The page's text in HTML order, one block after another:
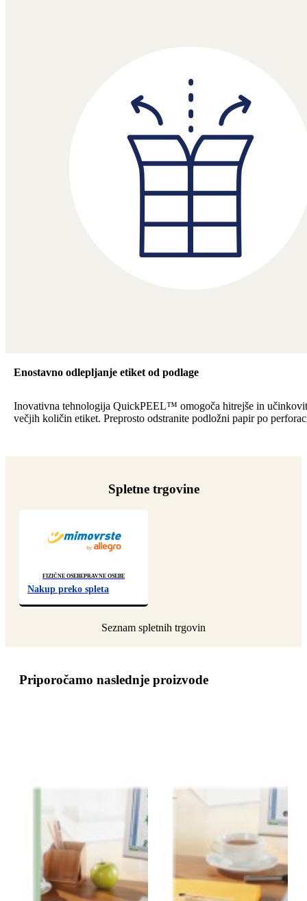
Enostavno odlepljanje etiket od podlage
Inovativna tehnologija QuickPEEL™ omogoča hitrejše in
večjih količin etiket. Preprosto odstranite podložni papir po
Spletne trgovine
Fizične osebePravne osebe
Nakup preko spleta
Priporočamo naslednje proizvode